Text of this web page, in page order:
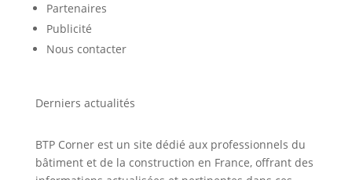
Partenaires
Publicité
Nous contacter
Derniers actualités
BTP Corner est un site dédié aux professionnels du
bâtiment et de la construction en France, offrant des